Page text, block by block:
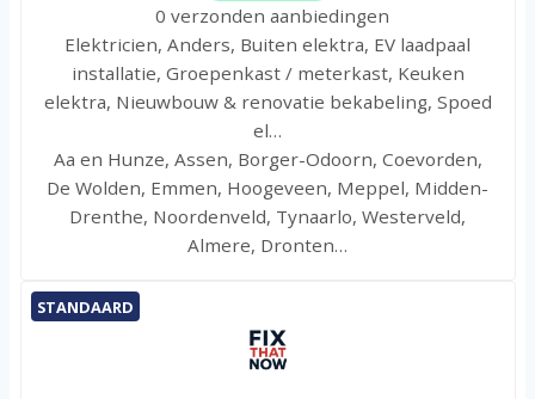
0 verzonden aanbiedingen
Elektricien, Anders, Buiten elektra, EV laadpaal
installatie, Groepenkast / meterkast, Keuken
elektra, Nieuwbouw & renovatie bekabeling, Spoed
el…
Aa en Hunze, Assen, Borger-Odoorn, Coevorden,
De Wolden, Emmen, Hoogeveen, Meppel, Midden-
Drenthe, Noordenveld, Tynaarlo, Westerveld,
Almere, Dronten…
STANDAARD